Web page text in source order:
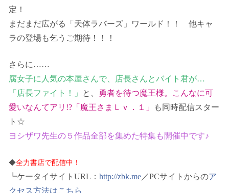
定！
まだまだ広がる「天体ラバーズ」ワールド！！ 他キャ
ラの登場も乞うご期待！！！
さらに……
腐女子に人気の本屋さんで、店長さんとバイト君が…
「店長ファイト！」
と、
勇者を待つ魔王様。こんなに可
愛いなんてアリ!?「魔王さまＬｖ．１」
も同時配信スター
ト☆
ヨシザワ先生の５作品全部を集めた特集も開催中です♪
◆全力書店で配信中！
┗ケータイサイトURL： http://zbk.me ／PCサイトからのア
クセス方法はこちら